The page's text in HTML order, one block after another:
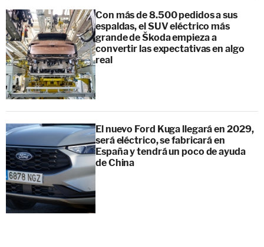
Con más de 8.500 pedidos a sus
espaldas, el SUV eléctrico más
grande de Škoda empieza a
convertir las expectativas en algo
real
El nuevo Ford Kuga llegará en 2029,
será eléctrico, se fabricará en
España y tendrá un poco de ayuda
de China